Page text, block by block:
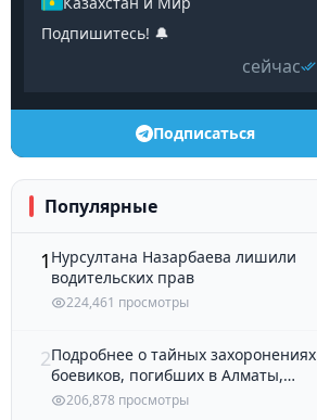
Подпишитесь! 🔔
сейчас
Подписаться
Популярные
1 Нурсултана Назарбаева лишили
водительских прав
224,461 просмотры
2Подробнее о тайных захоронениях
боевиков, погибших в Алматы,
рассказали в полиции
206,878 просмотры